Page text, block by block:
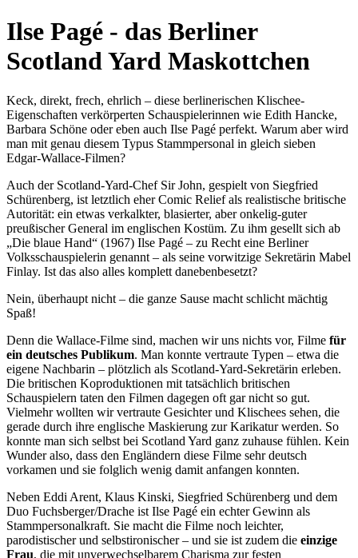
Ilse Pagé - das Berliner
Scotland Yard Maskottchen
Keck, direkt, frech, ehrlich – diese berlinerischen Klischee-
Eigenschaften verkörperten Schauspielerinnen wie Edith Hancke,
Barbara Schöne oder eben auch Ilse Pagé perfekt. Warum aber wird
man mit genau diesem Typus Stammpersonal in gleich sieben
Edgar-Wallace-Filmen?
Auch der Scotland-Yard-Chef Sir John, gespielt von Siegfried
Schürenberg, ist letztlich eher Comic Relief als realistische britische
Autorität: ein etwas verkalkter, blasierter, aber onkelig-guter
preußischer General im englischen Kostüm. Zu ihm gesellt sich ab
„Die blaue Hand“ (1967) Ilse Pagé – zu Recht eine Berliner
Volksschauspielerin genannt – als seine vorwitzige Sekretärin Mabel
Finlay. Ist das also alles komplett danebenbesetzt?
Nein, überhaupt nicht – die ganze Sause macht schlicht mächtig
Spaß!
Denn die Wallace-Filme sind, machen wir uns nichts vor, Filme für
ein deutsches Publikum. Man konnte vertraute Typen – etwa die
eigene Nachbarin – plötzlich als Scotland-Yard-Sekretärin erleben.
Die britischen Koproduktionen mit tatsächlich britischen
Schauspielern taten den Filmen dagegen oft gar nicht so gut.
Vielmehr wollten wir vertraute Gesichter und Klischees sehen, die
gerade durch ihre englische Maskierung zur Karikatur werden. So
konnte man sich selbst bei Scotland Yard ganz zuhause fühlen. Kein
Wunder also, dass den Engländern diese Filme sehr deutsch
vorkamen und sie folglich wenig damit anfangen konnten.
Neben Eddi Arent, Klaus Kinski, Siegfried Schürenberg und dem
Duo Fuchsberger/Drache ist Ilse Pagé ein echter Gewinn als
Stammpersonalkraft. Sie macht die Filme noch leichter,
parodistischer und selbstironischer – und sie ist zudem die einzige
Frau, die mit unverwechselbarem Charisma zur festen